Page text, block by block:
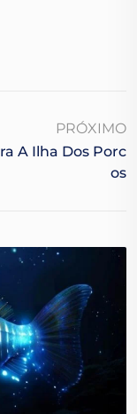
PRÓXIMO
A Ilha Dos Porc
Os